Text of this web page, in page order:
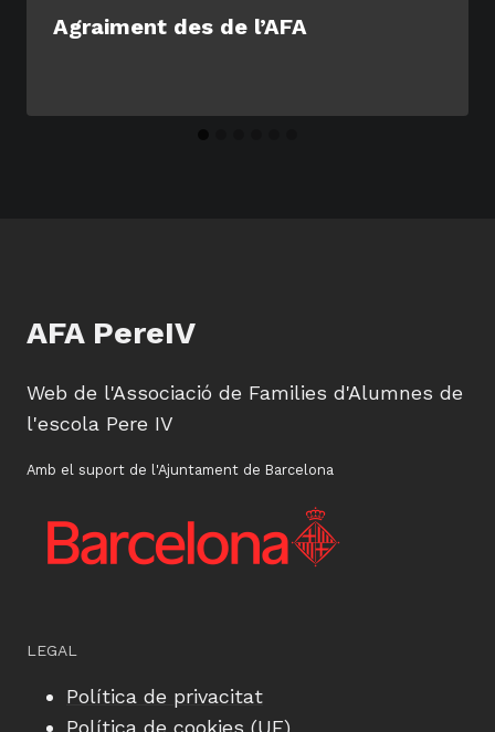
Agraiment des de l’AFA
AFA PereIV
Web de l'Associació de Families d'Alumnes de
l'escola Pere IV
Amb el suport de l'Ajuntament de Barcelona
LEGAL
Política de privacitat
Política de cookies (UE)